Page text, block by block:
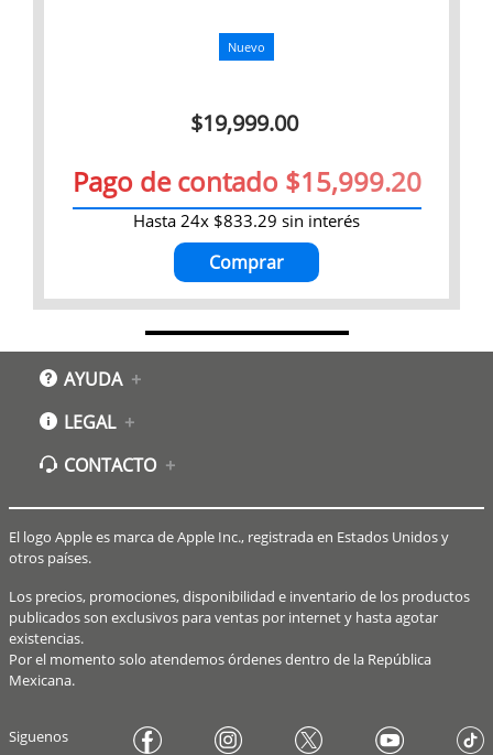
Nuevo
$19,999.00
Pago de contado $15,999.20
Hasta 24x $833.29 sin interés
Comprar
AYUDA +
Atención a clientes
Vigencia de los planes de financiamiento
Formas de Pago
LEGAL +
Aviso de privacidad
Aviso de privacidad - Eventos
Términos y condiciones de uso
Términos y condiciones de mensualidades
Políticas de devolución
CONTACTO +
Atención a clientes :
800 00 64987
Lunes - viernes de 10:00 a 18:00 horas
Atención a clientes TechPeople :
55 7583 9999
Bolsa de trabajo
WhatsApp: 5513422310
El logo Apple es marca de Apple Inc., registrada en Estados Unidos y
otros países.
Los precios, promociones, disponibilidad e inventario de los productos
publicados son exclusivos para ventas por internet y hasta agotar
existencias.
Por el momento solo atendemos órdenes dentro de la República
Mexicana.
Siguenos